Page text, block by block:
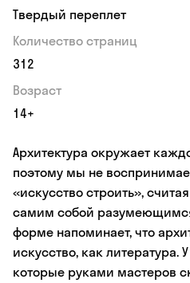
Твердый переплет
Количество страниц
312
Возраст
14+
Архитектура окружает
поэтому мы не
«искусство строить»,
самим собой
форме напоминает, что
искусство, как литература.
которые руками мастеров